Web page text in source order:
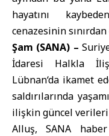
hayatını
cenazesinin
Şam (SANA) –
İdaresi Halkla
Lübnan‘da ikamet
saldırılarında
ilişkin güncel verileri
Alluş, SANA haber